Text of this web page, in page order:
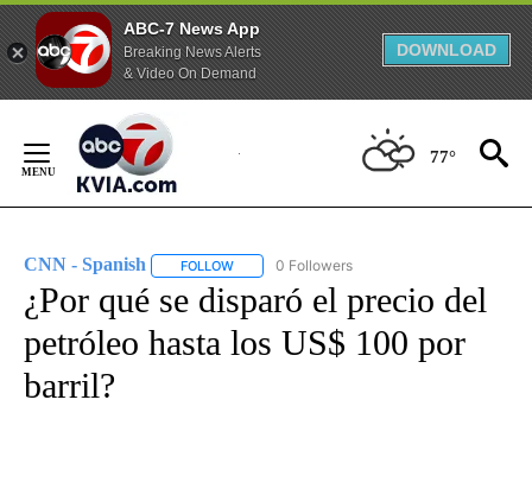
ABC-7 News App
Breaking News Alerts
& Video On Demand
DOWNLOAD
Content
77°
CNN - Spanish FOLLOW FOLLOW "CNN - SPANISH" TO RECEIVE
0 Followers
¿Por qué se disparó el precio del
petróleo hasta los US$ 100 por
barril?